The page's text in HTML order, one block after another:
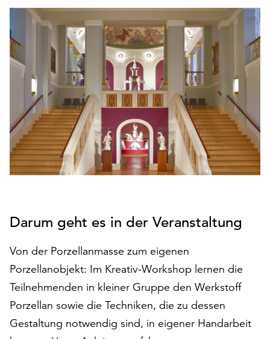
den
Betrieb
der
Seite
notwendig
sind
(funktionale
Cookies),
sowie
solche,
die
lediglich
zu
genutzt
werden.
Klicken
Sie
auf
akzeptieren“,
um
Darum geht es in der Veranstaltung
Von der Porzellanmasse zum eigenen
Porzellanobjekt: Im Kreativ-Workshop lernen die
Teilnehmenden in kleiner Gruppe den Werkstoff
Porzellan sowie die Techniken, die zu dessen
Gestaltung notwendig sind, in eigener Handarbeit